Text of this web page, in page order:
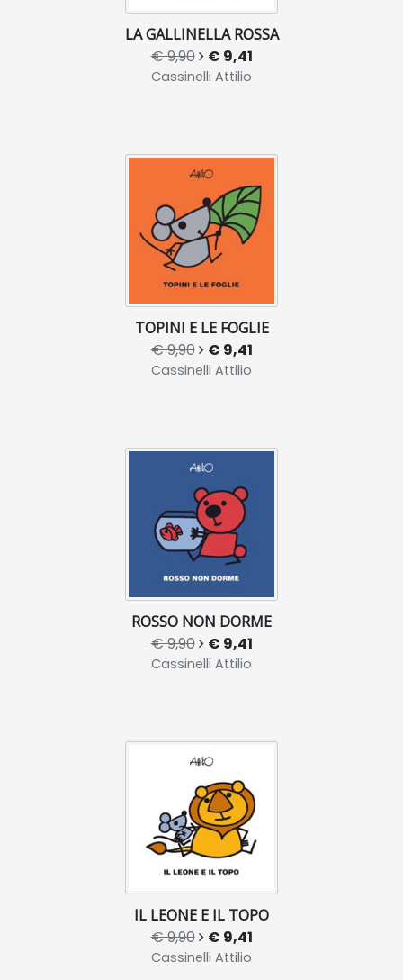
LA GALLINELLA ROSSA
€ 9,90 € 9,41
Cassinelli Attilio
TOPINI E LE FOGLIE
€ 9,90 € 9,41
Cassinelli Attilio
ROSSO NON DORME
€ 9,90 € 9,41
Cassinelli Attilio
IL LEONE E IL TOPO
€ 9,90 € 9,41
Cassinelli Attilio